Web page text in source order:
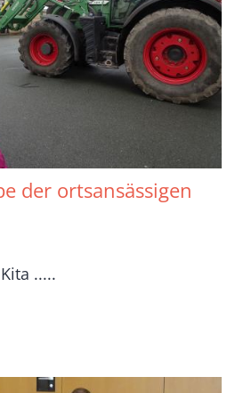
der ortsansässigen
.....